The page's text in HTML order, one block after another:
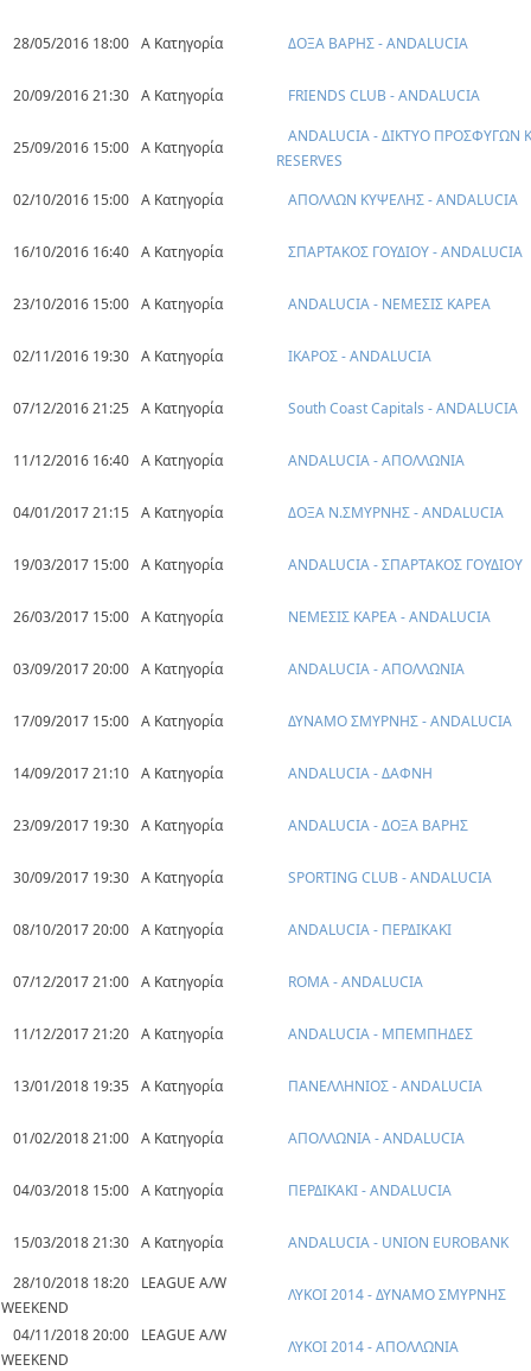
28/05/2016 18:00 Α Κατηγορία ΔΟΞΑ ΒΑΡΗΣ - ANDALUCIA
20/09/2016 21:30 Α Κατηγορία FRIENDS CLUB - ANDALUCIA
25/09/2016 15:00 Α Κατηγορία
ANDALUCIA - ΔΙΚΤΥΟ ΠΡΟΣΦΥΓΩΝ
RESERVES
02/10/2016 15:00 Α Κατηγορία ΑΠΟΛΛΩΝ ΚΥΨΕΛΗΣ - ANDALUCIA
16/10/2016 16:40 Α Κατηγορία ΣΠΑΡΤΑΚΟΣ ΓΟΥΔΙΟΥ - ANDALUCIA
23/10/2016 15:00 Α Κατηγορία ANDALUCIA - ΝΕΜΕΣΙΣ ΚΑΡΕΑ
02/11/2016 19:30 Α Κατηγορία ΙΚΑΡΟΣ - ANDALUCIA
07/12/2016 21:25 Α Κατηγορία South Coast Capitals - ANDALUCIA
11/12/2016 16:40 Α Κατηγορία ANDALUCIA - ΑΠΟΛΛΩΝΙΑ
04/01/2017 21:15 Α Κατηγορία ΔΟΞΑ Ν.ΣΜΥΡΝΗΣ - ANDALUCIA
19/03/2017 15:00 Α Κατηγορία ANDALUCIA - ΣΠΑΡΤΑΚΟΣ ΓΟΥΔΙΟΥ
26/03/2017 15:00 Α Κατηγορία ΝΕΜΕΣΙΣ ΚΑΡΕΑ - ANDALUCIA
03/09/2017 20:00 Α Κατηγορία ANDALUCIA - ΑΠΟΛΛΩΝΙΑ
17/09/2017 15:00 Α Κατηγορία ΔΥΝΑΜΟ ΣΜΥΡΝΗΣ - ANDALUCIA
14/09/2017 21:10 Α Κατηγορία ANDALUCIA - ΔΑΦΝΗ
23/09/2017 19:30 Α Κατηγορία ANDALUCIA - ΔΟΞΑ ΒΑΡΗΣ
30/09/2017 19:30 Α Κατηγορία SPORTING CLUB - ANDALUCIA
08/10/2017 20:00 Α Κατηγορία ANDALUCIA - ΠΕΡΔΙΚΑΚΙ
07/12/2017 21:00 Α Κατηγορία ROMA - ANDALUCIA
11/12/2017 21:20 Α Κατηγορία ANDALUCIA - ΜΠΕΜΠΗΔΕΣ
13/01/2018 19:35 Α Κατηγορία ΠΑΝΕΛΛΗΝΙΟΣ - ANDALUCIA
01/02/2018 21:00 Α Κατηγορία ΑΠΟΛΛΩΝΙΑ - ANDALUCIA
04/03/2018 15:00 Α Κατηγορία ΠΕΡΔΙΚΑΚΙ - ANDALUCIA
15/03/2018 21:30 Α Κατηγορία
ANDALUCIA - UNION EUROBANK
28/10/2018 18:20
LEAGUE A/W
WEEKEND
ΛΥΚΟΙ 2014 - ΔΥΝΑΜΟ ΣΜΥΡΝΗΣ
04/11/2018 20:00
LEAGUE A/W
WEEKEND
ΛΥΚΟΙ 2014 - ΑΠΟΛΛΩΝΙΑ